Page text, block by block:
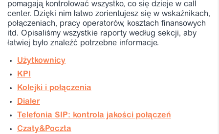
pomagają kontrolować wszystko, co się dzieje w call
center. Dzięki nim łatwo zorientujesz się w wskaźnikach,
połączeniach, pracy operatorów, kosztach finansowych
itd. Opisaliśmy wszystkie raporty według sekcji, aby
łatwiej było znaleźć potrzebne informacje.
Użytkownicy
KPI
Kolejki i połączenia
Dialer
Telefonia SIP: kontrola jakości połączeń
Czaty&Poczta